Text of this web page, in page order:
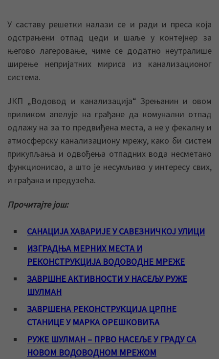
У саставу решетки налази се и ради и преса која
одстрањени отпад цеди и шаље у контејнер за
његово лагеровање, чиме се додатно неутралише
ширење непријатних мириса из канализационог
система.
ЈКП „Водовод и канализација“ Зрењанин и овом
приликом апелује на грађане да комунални отпад
одлажу на за то предвиђена места, а не у фекалну и
атмосферску канализациону мрежу, како би систем
прикупљања и одвођења отпадних вода несметано
функционисао, а што је несумљиво у интересу свих,
и грађана и предузећа.
Прочитајте још:
САНАЦИЈА ХАВАРИЈЕ У САВЕЗНИЧКОЈ УЛИЦИ
ИЗГРАДЊА МЕРНИХ МЕСТА И
РЕКОНСТРУКЦИЈА ВОДОВОДНЕ МРЕЖЕ
ЗАВРШНЕ АКТИВНОСТИ У НАСЕЉУ РУЖЕ
ШУЛМАН
ЗАВРШЕНА РЕКОНСТРУКЦИЈА ЦРПНЕ
СТАНИЦЕ У МАРКА ОРЕШКОВИЋА
РУЖЕ ШУЛМАН – ПРВО НАСЕЉЕ У ГРАДУ СА
НОВОМ ВОДОВОДНОМ МРЕЖОМ